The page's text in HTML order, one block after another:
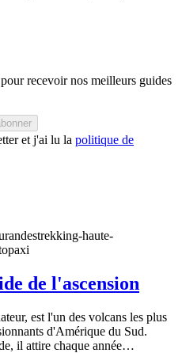
recevoir nos meilleurs guides
et j'ai lu la politique de
andestrekking-haute-
de l'ascension
est l'un des volcans les plus
d'Amérique du Sud.
il attire chaque année…